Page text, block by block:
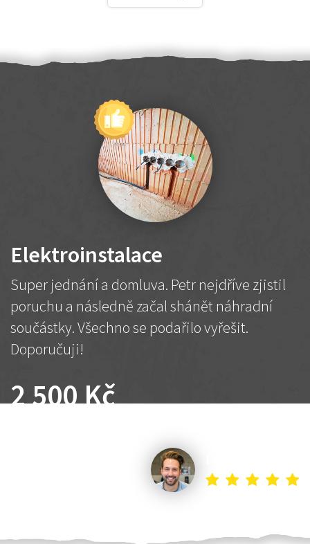
Elektroinstalace
Super jednání a domluva. Petr nejdříve zjistil
poruchu a následně začal shánět náhradní
součástky. Všechno se podařilo vyřešit.
Doporučuji!
2 500 Kč